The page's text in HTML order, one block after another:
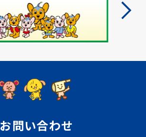
お問い合わせ